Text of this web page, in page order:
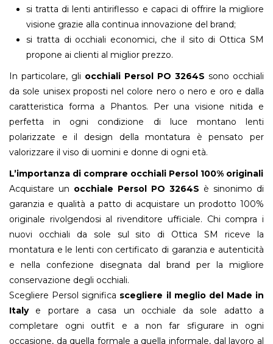
si tratta di lenti antiriflesso e capaci di offrire la migliore
visione grazie alla continua innovazione del brand;
si tratta di occhiali economici, che il sito di Ottica SM
propone ai clienti al miglior prezzo.
In particolare, gli occhiali Persol PO 3264S sono occhiali
da sole unisex proposti nel colore nero o nero e oro e dalla
caratteristica forma a Phantos. Per una visione nitida e
perfetta in ogni condizione di luce montano lenti
polarizzate e il design della montatura è pensato per
valorizzare il viso di uomini e donne di ogni età.
L’importanza di comprare occhiali Persol 100% originali
Acquistare un occhiale Persol PO 3264S è sinonimo di
garanzia e qualità a patto di acquistare un prodotto 100%
originale rivolgendosi al rivenditore ufficiale. Chi compra i
nuovi occhiali da sole sul sito di Ottica SM riceve la
montatura e le lenti con certificato di garanzia e autenticità
e nella confezione disegnata dal brand per la migliore
conservazione degli occhiali.
Scegliere Persol significa scegliere il meglio del Made in
Italye portare a casa un occhiale da sole adatto a
completare ogni outfit e a non far sfigurare in ogni
occasione, da quella formale a quella informale, dal lavoro al